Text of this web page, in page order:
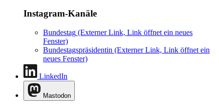
Instagram-Kanäle
Bundestag (Externer Link, Link öffnet ein neues
Fenster)
Bundestagspräsidentin (Externer Link, Link öffnet ein
neues Fenster)
LinkedIn
Mastodon